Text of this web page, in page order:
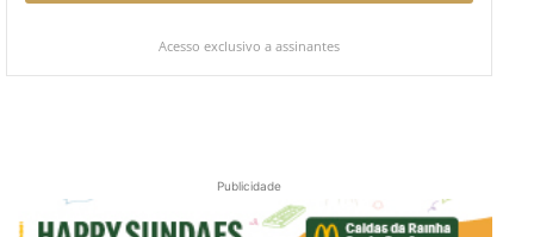
Acesso exclusivo a assinantes
Publicidade